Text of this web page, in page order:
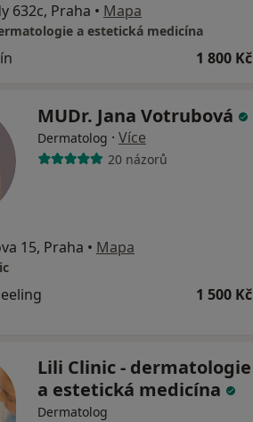
632c, Praha • Mapa
a estetická medicína
1 800 Kč
MUDr. Jana Votrubová
Dermatolog · Více
20 názorů
15, Praha • Mapa
1 500 Kč
Lili Clinic - dermatologie
a estetická medicína
Dermatolog